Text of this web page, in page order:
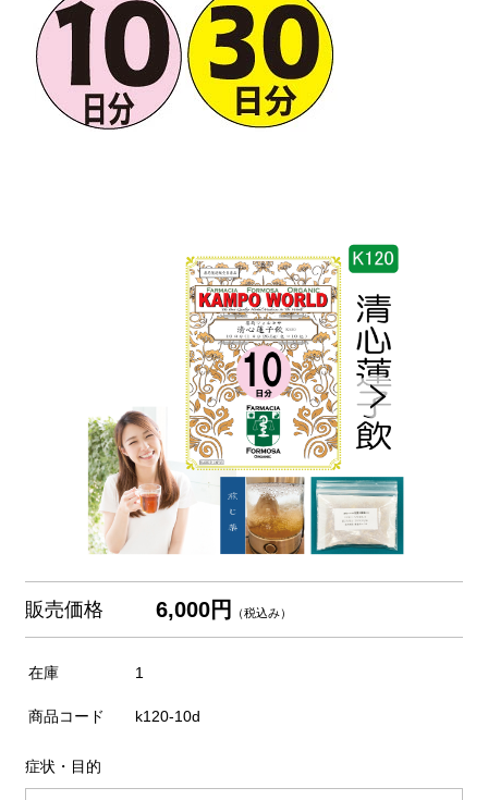
販売価格 6,000円 （税込み）
在庫 1
商品コード k120-10d
症状・目的